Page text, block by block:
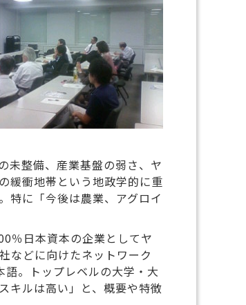
未整備、産業基盤の弱さ、ヤ
緩衝地帯という地政学的に重
特に「今後は農業、アグロイ
％日本資本の企業としてヤ
などに向けたネットワーク
。トップレベルの大学・大
キルは高い」と、概要や特徴